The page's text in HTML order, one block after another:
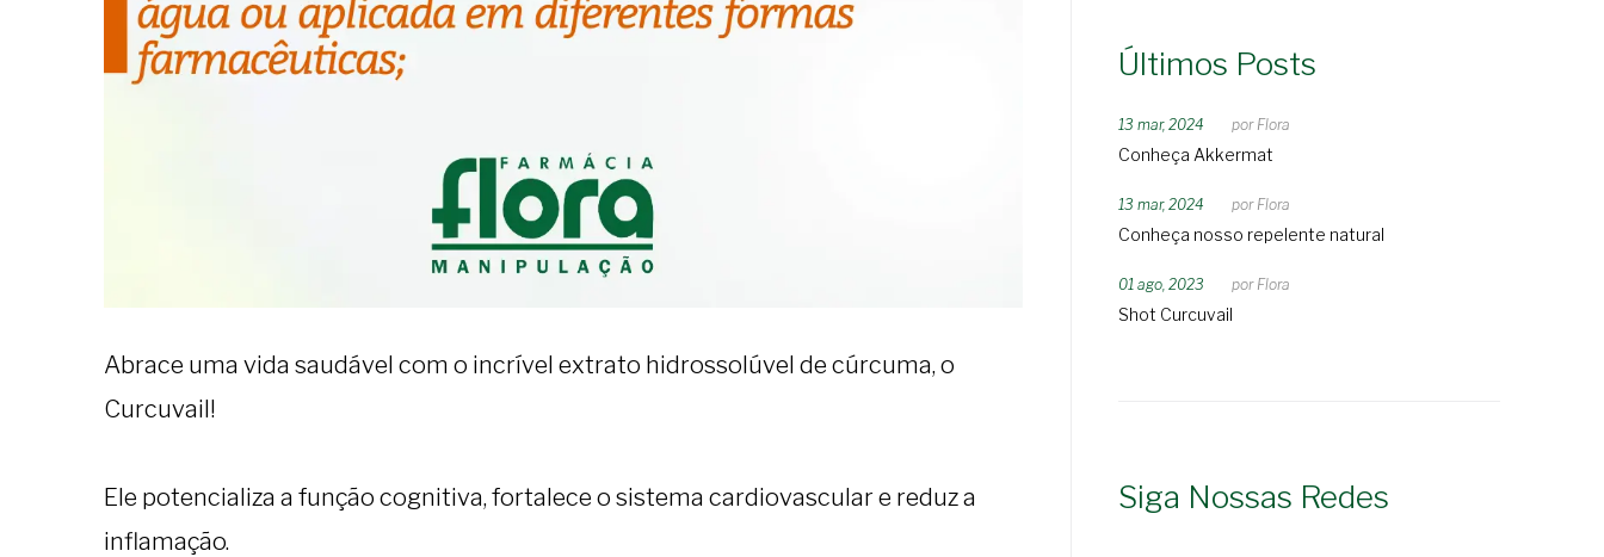
Abrace uma vida saudável com o incrível extrato hidrossolúvel de cúrcuma, o
Curcuvail! ⁣
Ele potencializa a função cognitiva, fortalece o sistema cardiovascular e reduz a
inflamação. ⁣
Últimos Posts
13 mar, 2024 por Flora
Conheça Akkermat
13 mar, 2024 por Flora
Conheça nosso repelente natural
01 ago, 2023 por Flora
Shot Curcuvail
Siga Nossas Redes